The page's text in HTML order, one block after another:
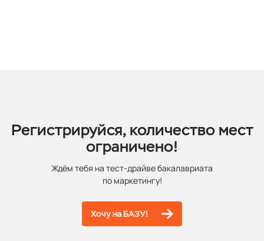
Регистрируйся, количество мест
ограничено!
Ждём тебя на тест-драйве бакалавриата
по маркетингу!
Хочу на БАЗУ!